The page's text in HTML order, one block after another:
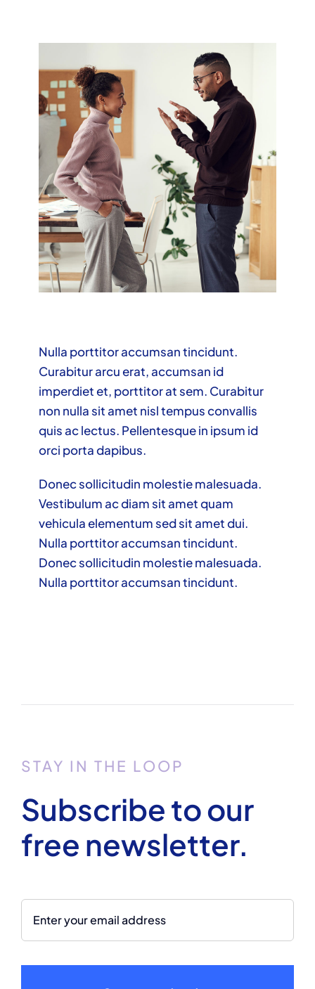
Nulla porttitor accumsan tincidunt.
Curabitur arcu erat, accumsan id
imperdiet et, porttitor at sem. Curabitur
non nulla sit amet nisl tempus convallis
quis ac lectus. Pellentesque in ipsum id
orci porta dapibus.
Donec sollicitudin molestie malesuada.
Vestibulum ac diam sit amet quam
vehicula elementum sed sit amet dui.
Nulla porttitor accumsan tincidunt.
Donec sollicitudin molestie malesuada.
Nulla porttitor accumsan tincidunt.
STAY IN THE LOOP
Subscribe to our
free newsletter.